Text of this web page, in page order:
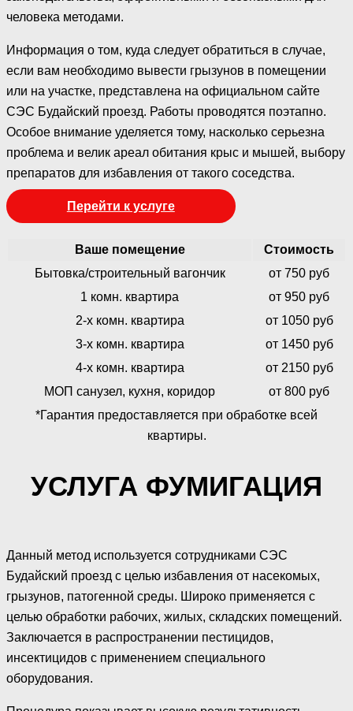
человека методами.
Информация о том, куда следует обратиться в случае,
если вам необходимо вывести грызунов в помещении
или на участке, представлена на официальном сайте
СЭС Будайский проезд. Работы проводятся поэтапно.
Особое внимание уделяется тому, насколько серьезна
проблема и велик ареал обитания крыс и мышей, выбору
препаратов для избавления от такого соседства.
Перейти к услуге
Ваше помещение
Стоимость
Бытовка/строительный вагончик
от 750 руб
1 комн. квартира
от 950 руб
2-х комн. квартира
от 1050 руб
3-х комн. квартира
от 1450 руб
4-х комн. квартира
от 2150 руб
МОП санузел, кухня, коридор
от 800 руб
*Гарантия предоставляется при обработке всей
квартиры.
УСЛУГА ФУМИГАЦИЯ
Данный метод используется сотрудниками СЭС
Будайский проезд с целью избавления от насекомых,
грызунов, патогенной среды. Широко применяется с
целью обработки рабочих, жилых, складских помещений.
Заключается в распространении пестицидов,
инсектицидов с применением специального
оборудования.